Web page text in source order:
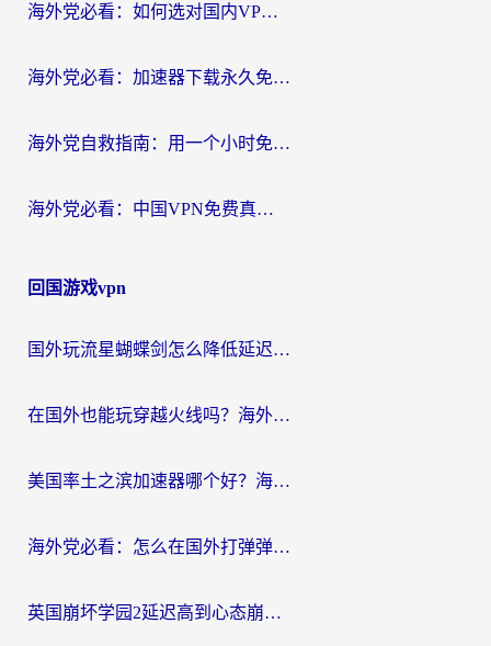
海外党必看：如何选对国内VPN，实现无缝访问国内资源？
海外党必看：加速器下载永久免费版真的存在吗？教你无缝访问国内资源的正确姿势
海外党自救指南：用一个小时免费加速器，轻松打破国内资源访问壁垒？
海外党必看：中国VPN免费真的靠谱吗？手把手教你选对回国加速器
回国游戏vpn
国外玩流星蝴蝶剑怎么降低延迟？海外党必看的加速秘籍（含欧洲鸣潮&彩虹岛优化攻略）
在国外也能玩穿越火线吗？海外玩家国服游戏畅玩终极指南
美国率土之滨加速器哪个好？海外党国服游戏畅玩终极指南（附多游戏解决方案）
海外党必看：怎么在国外打弹弹堂不卡？番茄加速器亲测指南
英国崩坏学园2延迟高到心态崩？海外党国服游戏加速终极指南